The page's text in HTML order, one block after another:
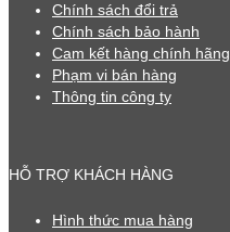
Chính sách đổi trả
Chính sách bảo hành
Cam kết hàng chính hãng
Phạm vi bán hàng
Thông tin công ty
HỖ TRỢ KHÁCH HÀNG
Hình thức mua hàng